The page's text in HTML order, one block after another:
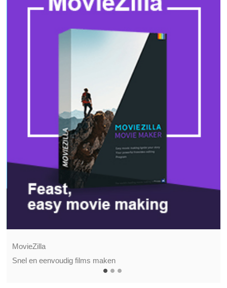
MovieZilla
Snel en eenvoudig films maken